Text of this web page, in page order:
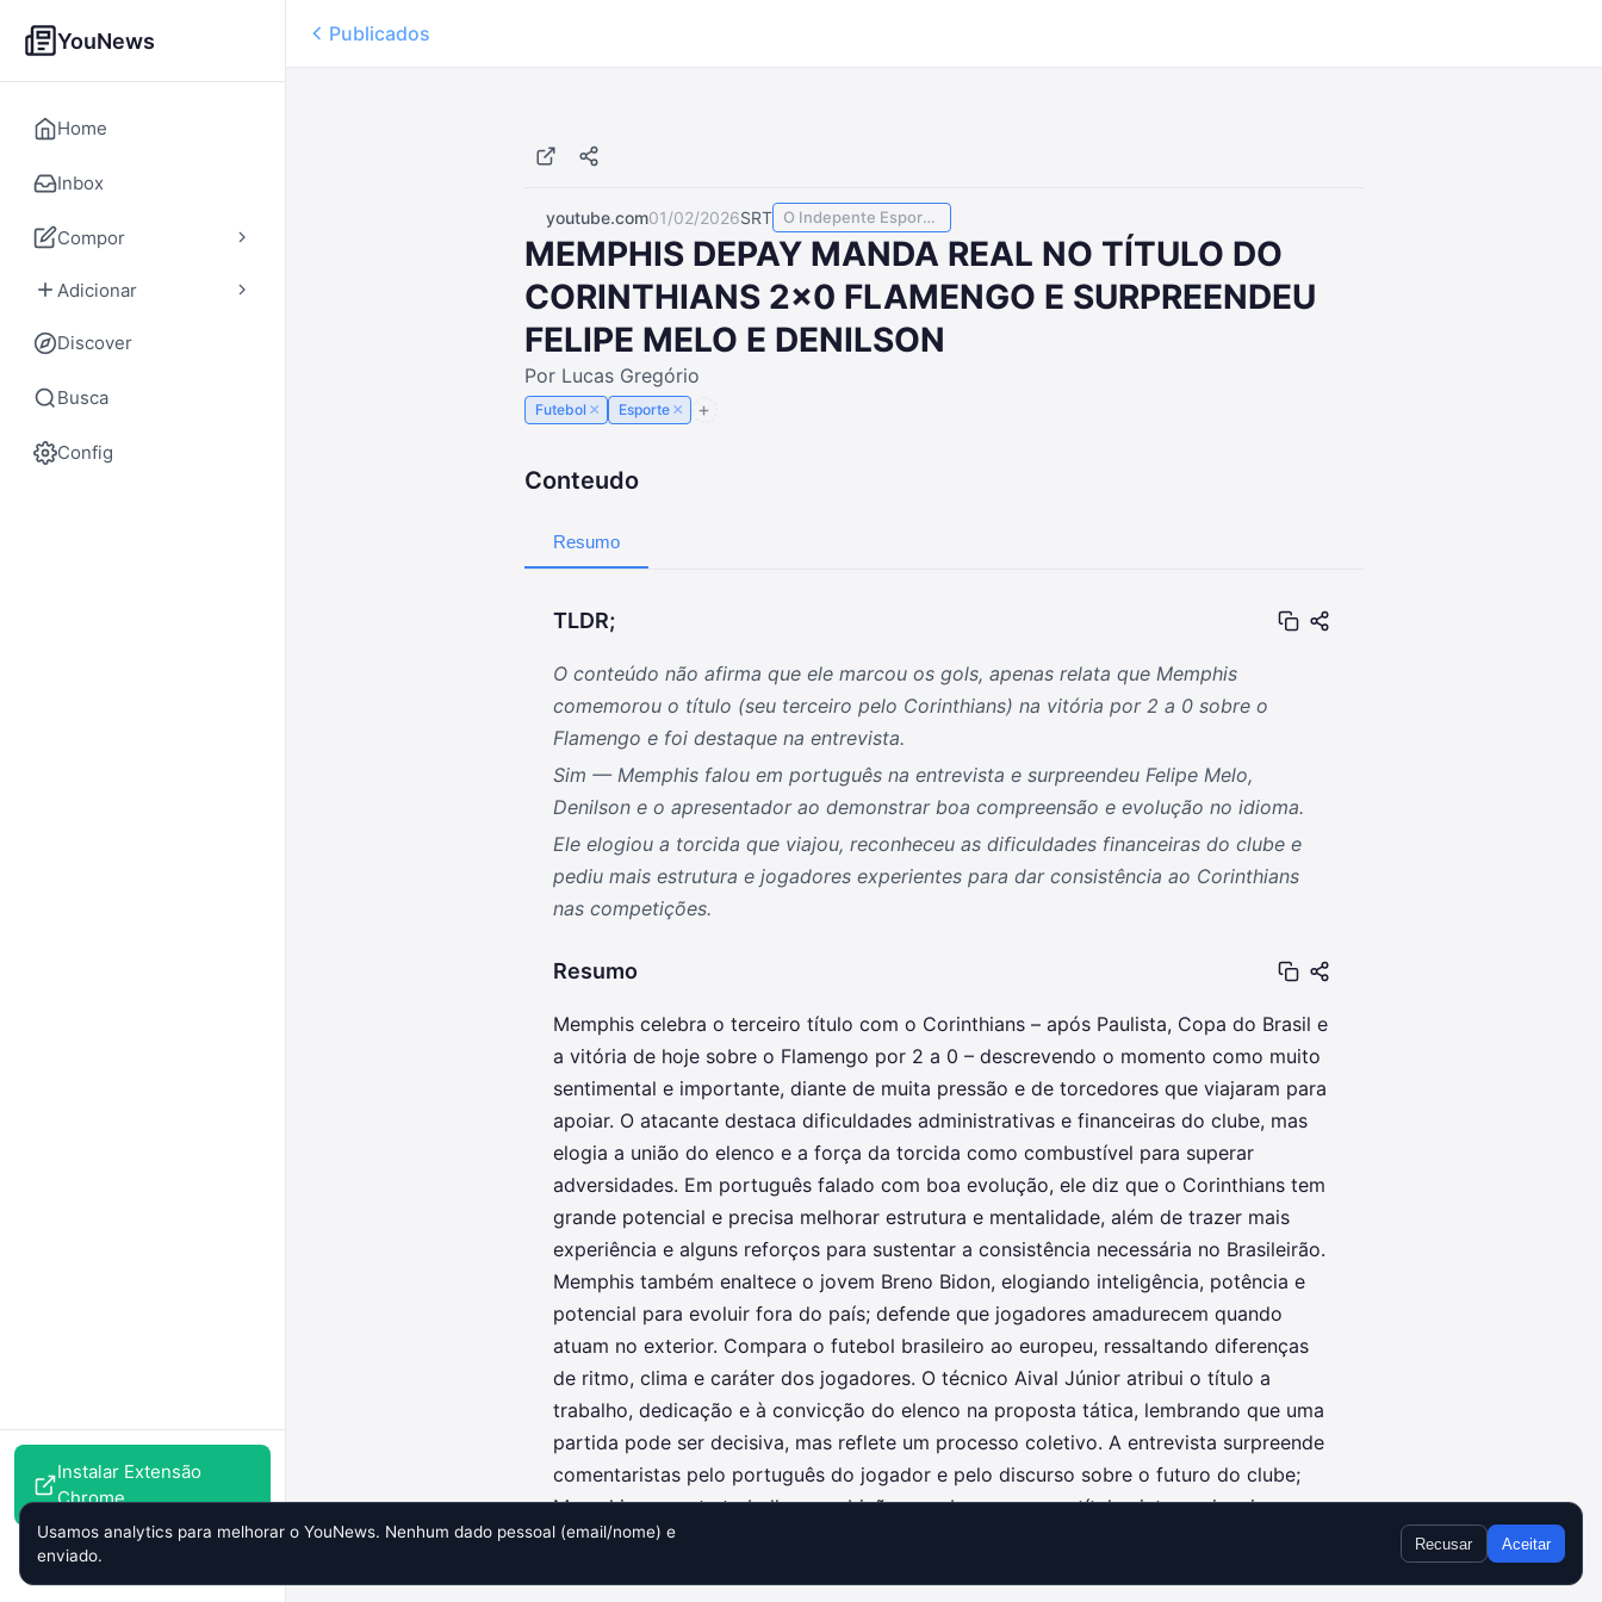
YouNews
Home
Inbox
Compor
Adicionar
Discover
Busca
Config
Instalar Extensão
Chrome
Perfil
Publicados
youtube.com01/02/2026SRT O Indepente Esportes
MEMPHIS DEPAY MANDA REAL NO TÍTULO DO
CORINTHIANS 2x0 FLAMENGO E SURPREENDEU
FELIPE MELO E DENILSON
Por Lucas Gregório
Futebol × Esporte ×
Conteudo
Resumo
TLDR;
O conteúdo não afirma que ele marcou os gols, apenas relata que Memphis
comemorou o título (seu terceiro pelo Corinthians) na vitória por 2 a 0 sobre o
Flamengo e foi destaque na entrevista.
Sim — Memphis falou em português na entrevista e surpreendeu Felipe Melo,
Denilson e o apresentador ao demonstrar boa compreensão e evolução no idioma.
Ele elogiou a torcida que viajou, reconheceu as dificuldades financeiras do clube e
pediu mais estrutura e jogadores experientes para dar consistência ao Corinthians
nas competições.
Resumo
Memphis celebra o terceiro título com o Corinthians – após Paulista, Copa do Brasil e
a vitória de hoje sobre o Flamengo por 2 a 0 – descrevendo o momento como muito
sentimental e importante, diante de muita pressão e de torcedores que viajaram para
apoiar. O atacante destaca dificuldades administrativas e financeiras do clube, mas
elogia a união do elenco e a força da torcida como combustível para superar
adversidades. Em português falado com boa evolução, ele diz que o Corinthians tem
grande potencial e precisa melhorar estrutura e mentalidade, além de trazer mais
experiência e alguns reforços para sustentar a consistência necessária no Brasileirão.
Memphis também enaltece o jovem Breno Bidon, elogiando inteligência, potência e
potencial para evoluir fora do país; defende que jogadores amadurecem quando
atuam no exterior. Compara o futebol brasileiro ao europeu, ressaltando diferenças
de ritmo, clima e caráter dos jogadores. O técnico Aival Júnior atribui o título a
trabalho, dedicação e à convicção do elenco na proposta tática, lembrando que uma
partida pode ser decisiva, mas reflete um processo coletivo. A entrevista surpreende
comentaristas pelo português do jogador e pelo discurso sobre o futuro do clube;
Memphis promete trabalho e ambição para buscar novos títulos internacionais.
Usamos analytics para melhorar o YouNews. Nenhum dado pessoal (email/nome) e
enviado.
Recusar Aceitar